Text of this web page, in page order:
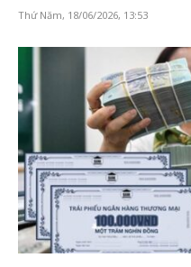
Thứ Năm, 18/06/2026, 13:53